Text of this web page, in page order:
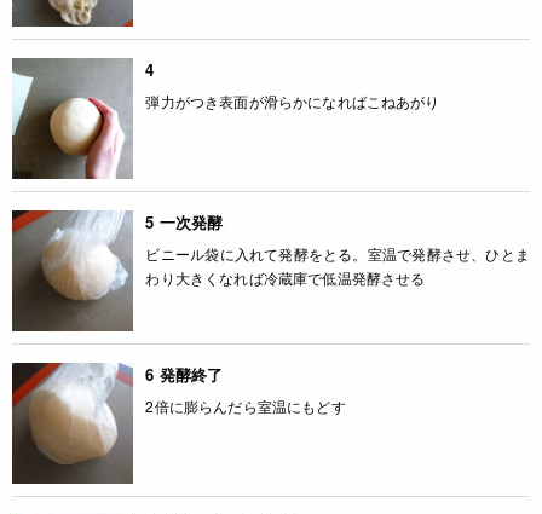
4
弾力がつき表面が滑らかになればこねあがり
5 一次発酵
ビニール袋に入れて発酵をとる。室温で発酵させ、ひとま
わり大きくなれば冷蔵庫で低温発酵させる
6 発酵終了
2倍に膨らんだら室温にもどす